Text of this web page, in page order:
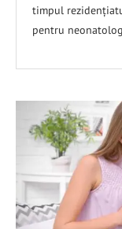
timpul
pentru